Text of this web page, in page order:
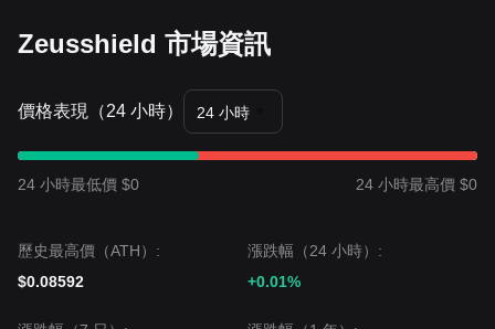
Zeusshield 市場資訊
價格表現（24 小時） 24 小時
24 小時最低價 $0 24 小時最高價 $0
歷史最高價（ATH）:
$0.08592
漲跌幅（24 小時）:
+0.01%